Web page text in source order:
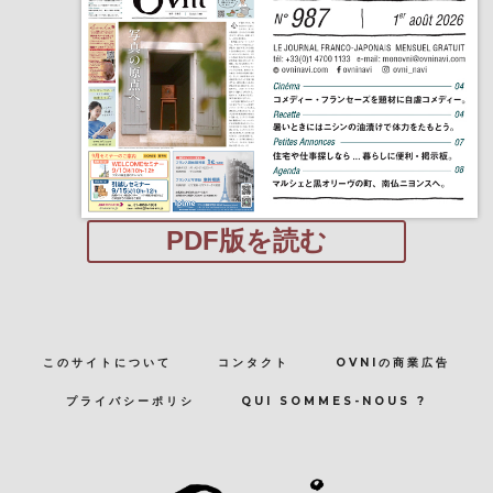
PDF版を読む
このサイトについて コンタクト OVNIの商業広告
プライバシーポリシ QUI SOMMES-NOUS ?